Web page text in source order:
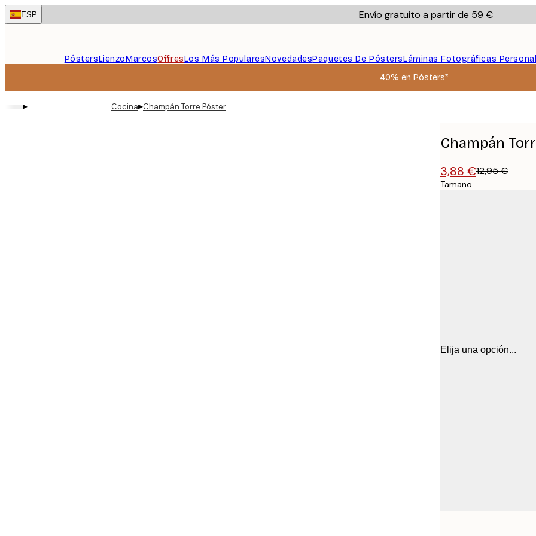
Skip
to
ESP Envío gratuito a partir de 59 €
PóstersLienzoMarcosOffresLos Más PopularesNovedadesPaquetes De PóstersLáminas Fotográficas
40% en Pósters*
▸ Cocina▸Champán Torre Póster
Champán
3,88 €12,95 €
Tamaño
Elija una opción...